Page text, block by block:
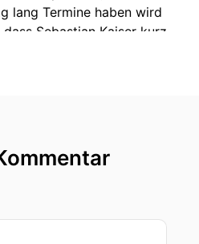
lang Termine haben wird
Sebastian Kaiser kurz
kopfüber in das Thema
über die E-
und was sie davon und
Problemen umzugehen,